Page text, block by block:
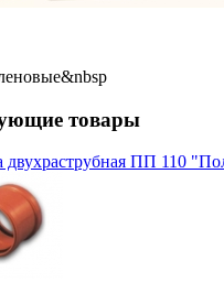
товары
ПП 110